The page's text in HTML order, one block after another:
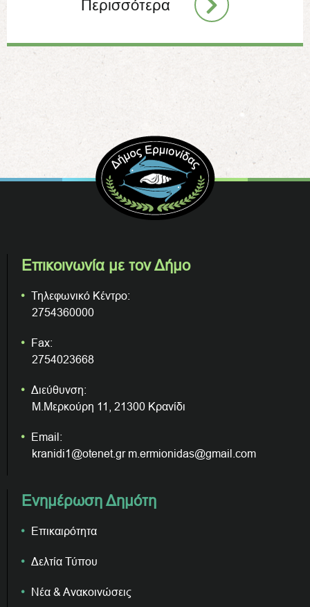
Περισσότερα
Επικοινωνία με τον Δήμο
Τηλεφωνικό Κέντρο:
2754360000
Fax:
2754023668
Διεύθυνση:
Μ.Μερκούρη 11, 21300 Κρανίδι
Email:
kranidi1@otenet.gr m.ermionidas@gmail.com
Ενημέρωση Δημότη
Επικαιρότητα
Δελτία Τύπου
Νέα & Ανακοινώσεις